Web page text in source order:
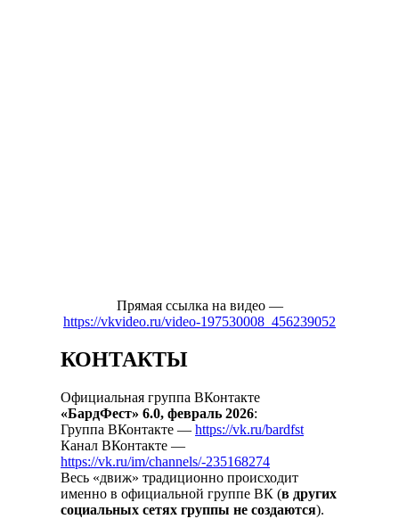
Прямая ссылка на видео —
https://vkvideo.ru/video-197530008_456239052
КОНТАКТЫ
Официальная группа ВКонтакте
«БардФест» 6.0, февраль 2026:
Группа ВКонтакте — https://vk.ru/bardfst
Канал ВКонтакте —
https://vk.ru/im/channels/-235168274
Весь «движ» традиционно происходит
именно в официальной группе ВК (в других
социальных сетях группы не создаются).